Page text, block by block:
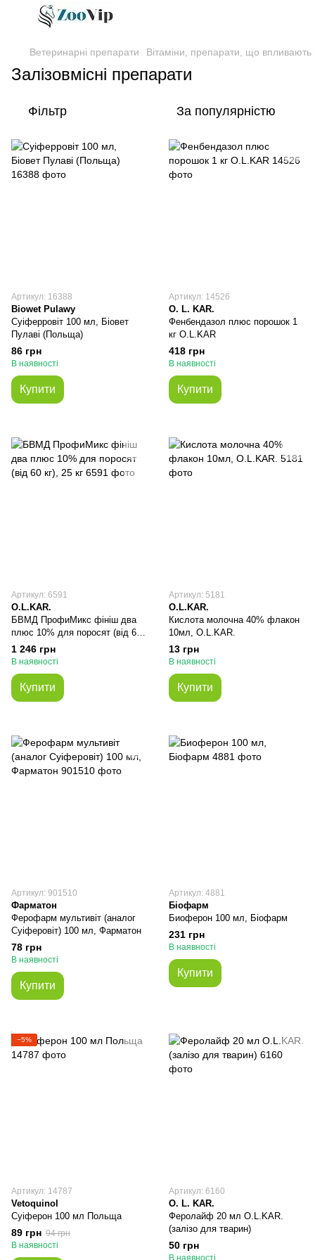
Ветеринарні препарати Вітаміни, препарати, що впливають
Залізовмісні препарати
Фільтр За популярністю
Артикул: 16388
Biowet Pulawy
Суіферровіт 100 мл, Біовет
Пулаві (Польща)
86 грн
В наявності
Купити
Артикул: 14526
O. L. KAR.
Фенбендазол плюс порошок 1
кг O.L.KAR
418 грн
В наявності
Купити
Артикул: 6591
O.L.KAR.
БВМД ПрофиМикс фініш два
плюс 10% для поросят (від 60
кг), 25 кг
1 246 грн
В наявності
Купити
Артикул: 5181
O.L.KAR.
Кислота молочна 40% флакон
10мл, O.L.KAR.
13 грн
В наявності
Купити
Артикул: 901510
Фарматон
Ферофарм мультивіт (аналог
Суіферовіт) 100 мл, Фарматон
78 грн
В наявності
Купити
Артикул: 4881
Біофарм
Биоферон 100 мл, Біофарм
231 грн
В наявності
Купити
−5%
Артикул: 14787
Vetoquinol
Суіферон 100 мл Польща
89 грн 94 грн
В наявності
Артикул: 6160
O. L. KAR.
Феролайф 20 мл O.L.KAR.
(залізо для тварин)
50 грн
В наявності